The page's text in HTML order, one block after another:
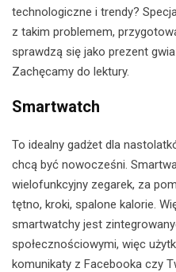
technologiczne i trendy?
z takim problemem,
sprawdzą się jako prezent
Zachęcamy do lektury.
Smartwatch
To idealny gadżet dla
chcą być nowocześni.
wielofunkcyjny zegarek, za
tętno, kroki, spalone kalorie.
smartwatchy jest
społecznościowymi, więc
komunikaty z Facebooka czy